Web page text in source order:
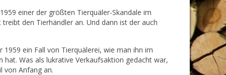
einer der größten Tierquäler-Skandale im
den Tierhändler an. Und dann ist der auch
1959 ein Fall von Tierquälerei, wie man ihn im
hat. Was als lukrative Verkaufsaktion gedacht war,
von Anfang an.